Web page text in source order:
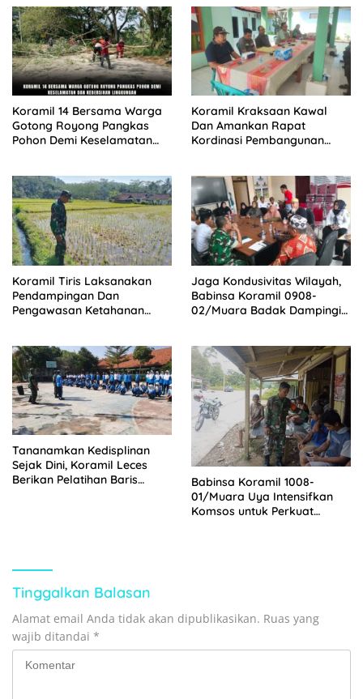
Koramil 14 Bersama Warga
Gotong Royong Pangkas
Pohon Demi Keselamatan
Koramil Kraksaan Kawal
Dan Amankan Rapat
Kordinasi Pembangunan
Koramil Tiris Laksanakan
Pendampingan Dan
Pengawasan Ketahanan
Jaga Kondusivitas Wilayah,
Babinsa Koramil 0908-
02/Muara Badak Dampingi
Tananamkan Kedisplinan
Sejak Dini, Koramil Leces
Berikan Pelatihan Baris
Babinsa Koramil 1008-
01/Muara Uya Intensifkan
Komsos untuk Perkuat
Tinggalkan Balasan
Alamat email Anda tidak akan dipublikasikan. Ruas yang
wajib ditandai *